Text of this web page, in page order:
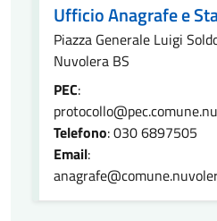
Ufficio Anagrafe e
Piazza Generale Luigi
Nuvolera BS
PEC:
Telefono: 030 6897505
Email: